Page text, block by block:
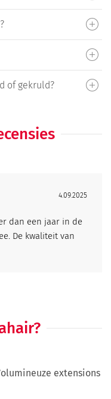
of gekruld?
4.09.2025
dan een jaar in de
De kwaliteit van